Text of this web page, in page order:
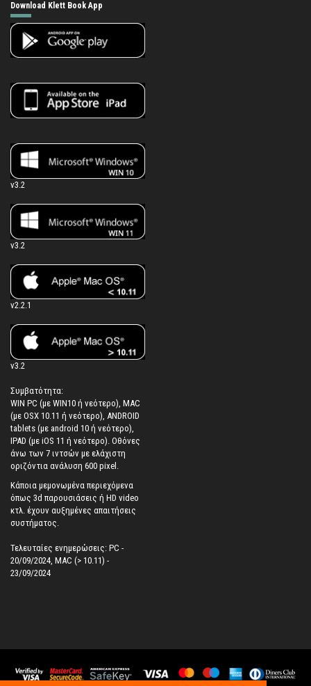
Download Klett Book App
v3.2
v3.2
v2.2.1
v3.2
Συμβατότητα:
WIN PC (με WIN10 ή νεότερο), MAC
(με OSX 10.11 ή νεότερο), ANDROID
tablets (με android 10 ή νεότερο),
IPAD (με iOS 11 ή νεότερο). Oθόνες
άνω των 7 ιντσών με ελάχιστη
οριζόντια ανάλυση 600 pixel.
Κάποια μεμονωμένα περιεχόμενα
όπως 3d παρουσιάσεις ή HD video
κτλ. έχουν αυξημένες απαιτήσεις
συστήματος.
Τελευταίες ενημερώσεις: PC -
20/09/2024, MAC (> 10.11) -
23/09/2024